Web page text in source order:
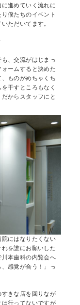
進めていく流れに
僕たちのイベント
ただいてます。
、交流がはじまっ
ームすると決めた
ものがめちゃくち
干すところもなく
からスタッフにと
にはなりたくない
を誰にお願いした
本歯科の内覧会へ
感覚が合う！」っ
きな店を回りなが
行ってないですが